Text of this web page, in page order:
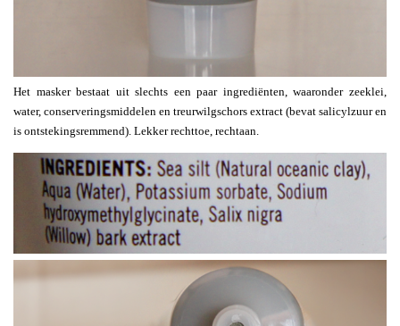
Het masker bestaat uit slechts een paar ingrediënten, waaronder zeeklei,
water, conserveringsmiddelen en treurwilgschors extract (bevat salicylzuur en
is ontstekingsremmend). Lekker rechttoe, rechtaan.